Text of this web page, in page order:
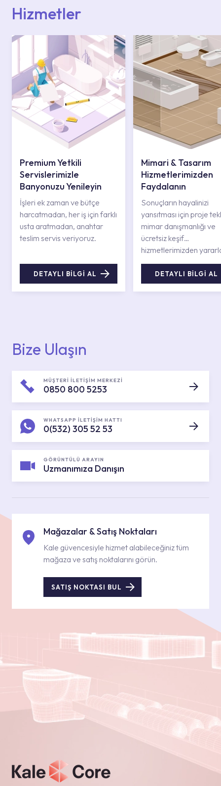
Hizmetler
Premium Yetkili
Servislerimizle
Banyonuzu Yenileyin
İşleri ek zaman ve bütçe
harcatmadan, her iş için farklı
usta aratmadan, anahtar
teslim servis veriyoruz.
DETAYLI BİLGİ AL
Mimari & Tasarım
Hizmetlerimizden
Faydalanın
Sonuçların hayalinizi
yansıtması için proje
mimar danışmanlığı ve
ücretsiz keşif
hizmetlerimizden
DETAYLI BİLGİ AL
Bize Ulaşın
MÜŞTERİ İLETİŞİM MERKEZİ
0850 800 5253
WHATSAPP İLETİŞİM HATTI
0(532) 305 52 53
GÖRÜNTÜLÜ ARAYIN
Uzmanımıza Danışın
Mağazalar & Satış Noktaları
Kale güvencesiyle hizmet alabileceğiniz tüm
mağaza ve satış noktalarını görün.
SATIŞ NOKTASI BUL